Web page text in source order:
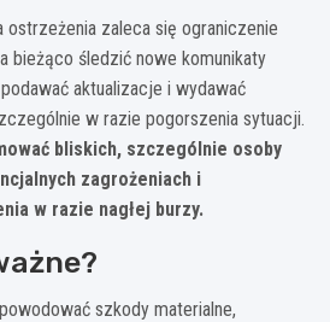
ostrzeżenia zaleca się ograniczenie
bieżąco śledzić nowe komunikaty
aktualizacje i wydawać
w razie pogorszenia sytuacji.
bliskich, szczególnie osoby
zagrożeniach i
w razie nagłej burzy.
szkody materialne,